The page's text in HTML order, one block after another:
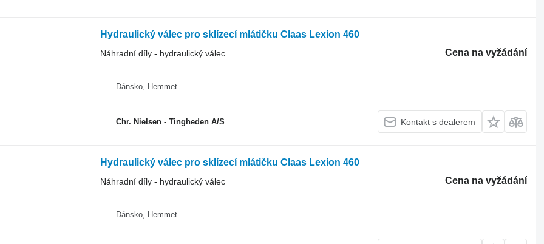
Hydraulický válec pro sklízecí mlátičku Claas Lexion 460
Cena na vyžádání
Náhradní díly - hydraulický válec
Dánsko, Hemmet
Chr. Nielsen - Tingheden A/S Kontakt s dealerem
Hydraulický válec pro sklízecí mlátičku Claas Lexion 460
Cena na vyžádání
Náhradní díly - hydraulický válec
Dánsko, Hemmet